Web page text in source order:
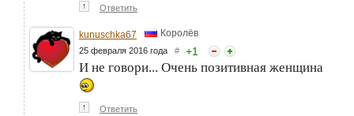
↑ Ответить
kunuschka67 Королёв
25 февраля 2016 года # +1
И не говори... Очень позитивная женщина
↑ Ответить